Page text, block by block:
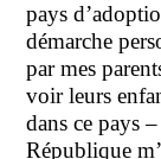
pays
démarche
par mes
voir leurs
dans ce pays
République